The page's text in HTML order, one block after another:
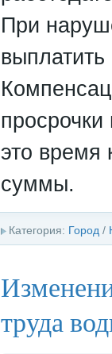
При
это время
суммы.
Категория: Город /
труда